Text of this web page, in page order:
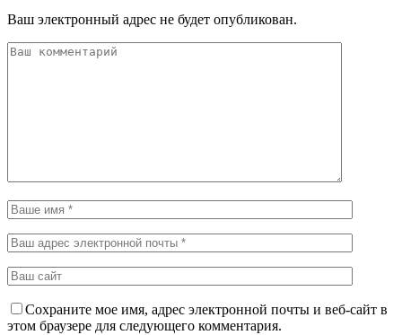
Ваш электронный адрес не будет опубликован.
Сохраните мое имя, адрес электронной почты и веб-сайт в
этом браузере для следующего комментария.